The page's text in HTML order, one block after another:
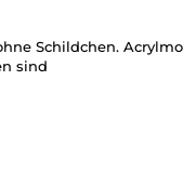
Schildchen.
sind